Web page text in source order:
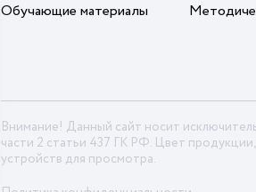
Обучающие материалы
Внимание! Данный сайт носит
части 2 статьи 437 ГК РФ. Цвет
устройств для просмотра.